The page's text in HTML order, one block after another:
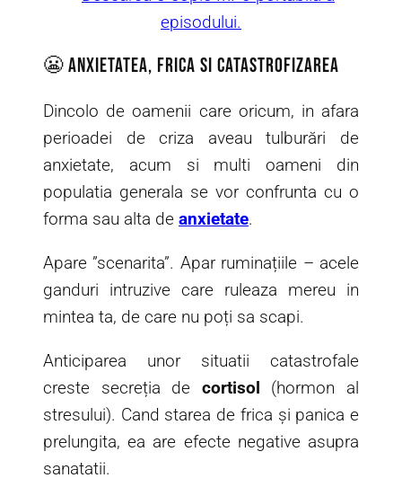
😬 Anxietatea, frica si catastrofizarea
Dincolo de oamenii care oricum, in afara
perioadei de criza aveau tulburări de
anxietate, acum si multi oameni din
populatia generala se vor confrunta cu o
forma sau alta de anxietate.
Apare ”scenarita”. Apar ruminațiile – acele
ganduri intruzive care ruleaza mereu in
mintea ta, de care nu poți sa scapi.
Anticiparea unor situatii catastrofale
creste secreția de cortisol (hormon al
stresului). Cand starea de frica și panica e
prelungita, ea are efecte negative asupra
sanatatii.